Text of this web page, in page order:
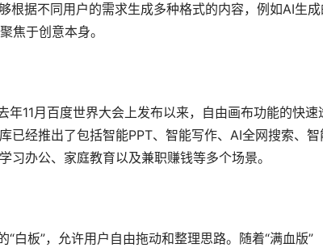
根据不同用户的需求生成多种格式的内容，例如AI生成
焦于创意本身。
11月百度世界大会上发布以来，自由画布功能的快速
已经推出了包括智能PPT、智能写作、AI全网搜索、智
办公、家庭教育以及兼职赚钱等多个场景。
白板”，允许用户自由拖动和整理思路。随着“满血版”